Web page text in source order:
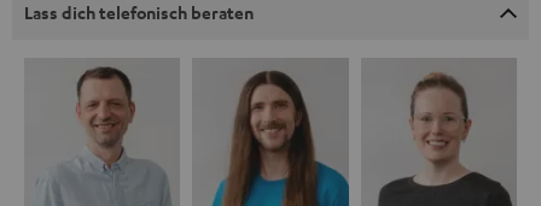
Lass dich telefonisch beraten